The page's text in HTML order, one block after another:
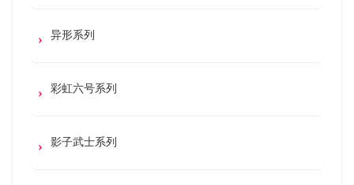
异形系列
彩虹六号系列
影子武士系列